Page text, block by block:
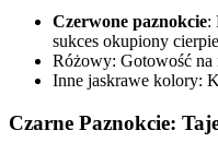
Czerwone paznokcie:
sukces okupiony
Różowy: Gotowość na
Inne jaskrawe kolory:
Czarne Paznokcie: